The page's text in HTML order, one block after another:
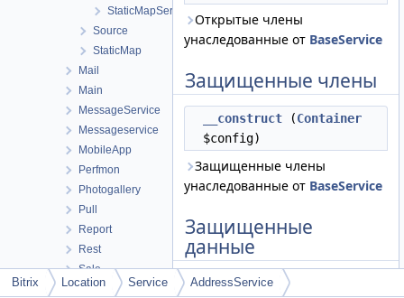
StaticMapService
Source
StaticMap
Mail
Main
MessageService
Messageservice
MobileApp
Perfmon
Photogallery
Pull
Report
Rest
Sale
Scale
Открытые члены
унаследованные от BaseService
Защищенные члены
__construct (Container
$config)
Защищенные члены
унаследованные от BaseService
Защищенные
данные
$repository
Bitrix Location Service AddressService